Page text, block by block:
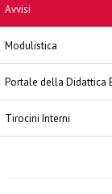
Avvisi
Modulistica
Portale della Didattica
Tirocini Interni